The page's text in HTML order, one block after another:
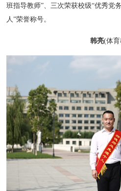
班指导教师”、三次荣获校级“优秀党
人”荣誉称号。
韩亮(体